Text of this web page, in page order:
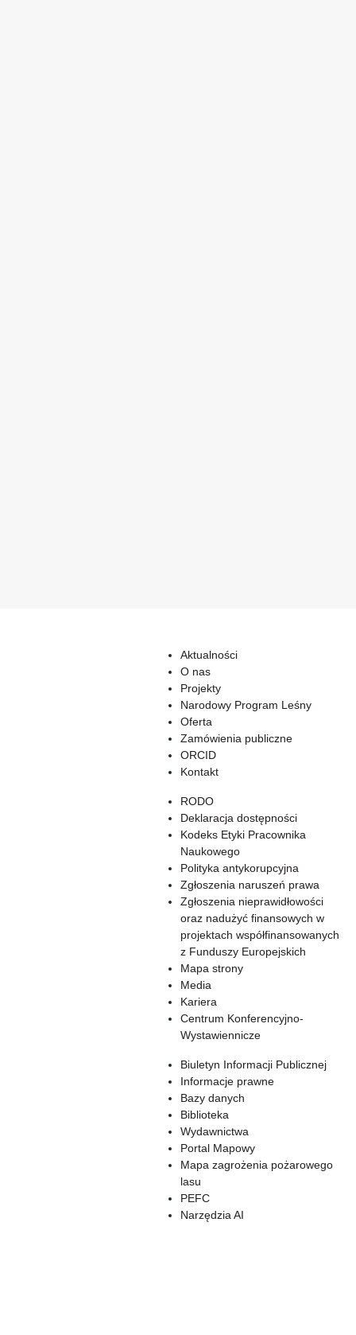
Aktualności
O nas
Projekty
Narodowy Program Leśny
Oferta
Zamówienia publiczne
ORCID
Kontakt
RODO
Deklaracja dostępności
Kodeks Etyki Pracownika
Naukowego
Polityka antykorupcyjna
Zgłoszenia naruszeń prawa
Zgłoszenia nieprawidłowości
oraz nadużyć finansowych w
projektach współfinansowanych
z Funduszy Europejskich
Mapa strony
Media
Kariera
Centrum Konferencyjno-
Wystawiennicze
Biuletyn Informacji Publicznej
Informacje prawne
Bazy danych
Biblioteka
Wydawnictwa
Portal Mapowy
Mapa zagrożenia pożarowego
lasu
PEFC
Narzędzia AI